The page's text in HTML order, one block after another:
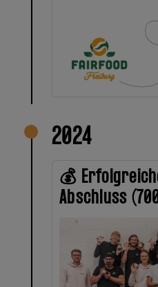
2024
💰
Abschluss